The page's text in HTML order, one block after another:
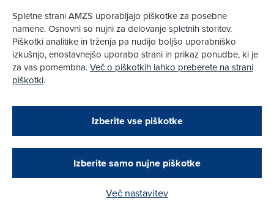
Zapri
Podarjamo vam 10 €!
Obstoječi in novi AMZS člani, ki boste v AMZS
opravili registracijo vozila, boste prejeli
vrednostno darilno kartico z dobroimetjem v višini
Kako do darila?
Kako vam pomagamo
Pravni vidiki
Piškotki
Pravno obvestilo
Pri spletni včlanitvi so podprta naslednja plačilna sredstva:
Spletne strani AMZS uporabljajo piškotke za posebne
namene. Osnovni so nujni za delovanje spletnih storitev.
Piškotki analitike in trženja pa nudijo boljšo uporabniško
izkušnjo, enostavnejšo uporabo strani in prikaz ponudbe, ki je
za vas pomembna.Več o piškotkih lahko preberete na strani
piškotki.
Izberite vse piškotke
Izberite samo nujne piškotke
Več nastavitev